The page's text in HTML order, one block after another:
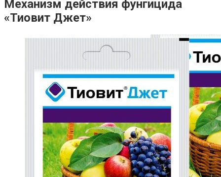
Механизм действия фунгицида
«Тиовит Джет»